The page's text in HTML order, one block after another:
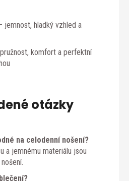
jemnost, hladký vzhled a
komfort a perfektní
otázky
na celodenní nošení?
a jemnému materiálu jsou